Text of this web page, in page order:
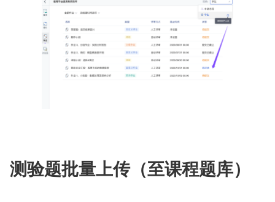
测验题批量上传（至课程题库）